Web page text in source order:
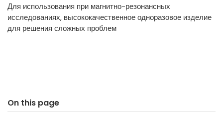
Для использования при магнитно-резонансных
исследованиях, высококачественное одноразовое изделие
для решения сложных проблем
On this page